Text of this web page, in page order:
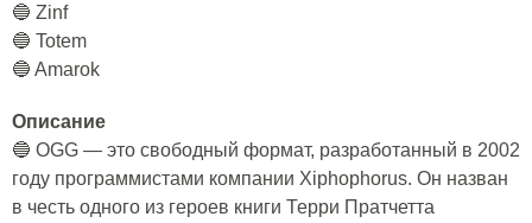
🔵 Zinf
🔵 Totem
🔵 Amarok
Описание
🔵 OGG — это свободный формат, разработанный в 2002
году программистами компании Xiphophorus. Он назван
в честь одного из героев книги Терри Пратчетта